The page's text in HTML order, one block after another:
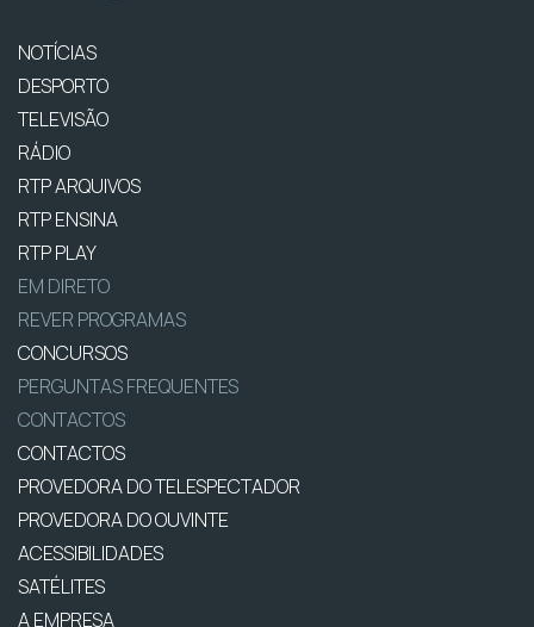
NOTÍCIAS
DESPORTO
TELEVISÃO
RÁDIO
RTP ARQUIVOS
RTP ENSINA
RTP PLAY
EM DIRETO
REVER PROGRAMAS
CONCURSOS
PERGUNTAS FREQUENTES
CONTACTOS
CONTACTOS
PROVEDORA DO TELESPECTADOR
PROVEDORA DO OUVINTE
ACESSIBILIDADES
SATÉLITES
A EMPRESA